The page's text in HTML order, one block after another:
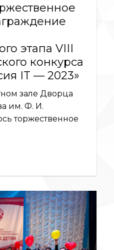
этапа VIII
конкурса
IT — 2023»
зале Дворца
им. Ф. И.
торжественное